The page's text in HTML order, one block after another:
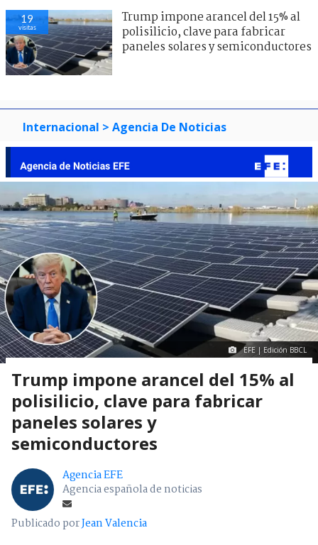
19
visitas
Trump impone arancel del 15% al
polisilicio, clave para fabricar
paneles solares y semiconductores
Internacional > Agencia De Noticias
EFE | Edición BBCL
Trump impone arancel del 15% al
polisilicio, clave para fabricar
paneles solares y
semiconductores
Agencia EFE
Agencia española de noticias
Publicado porJean Valencia